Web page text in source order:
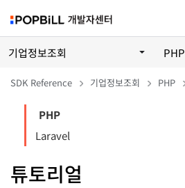
기업정보조회 PHP
SDK Reference 기업정보조회 PHP
PHP
Laravel
튜토리얼